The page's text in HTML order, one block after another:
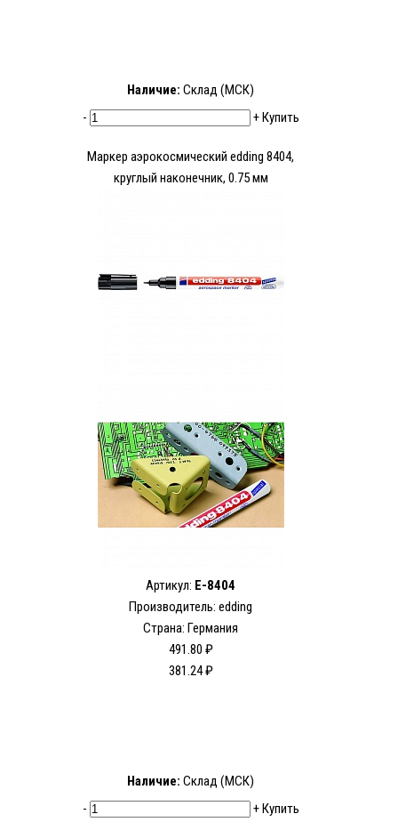
Наличие: Склад (МСК)
-
+Купить
Маркер аэрокосмический edding 8404,
круглый наконечник, 0.75 мм
Артикул: E-8404
Производитель: edding
Страна: Германия
491.80 ₽
381.24 ₽
Наличие: Склад (МСК)
-
+Купить